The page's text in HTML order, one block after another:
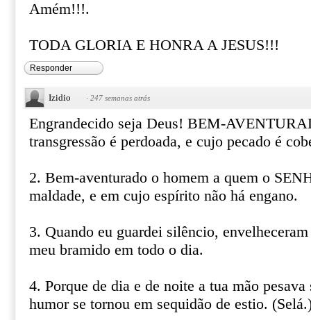
Amém!!!.
TODA GLORIA E HONRA A JESUS!!!
Responder
Izidio · 247 semanas atrás
Engrandecido seja Deus! BEM-
transgressão é perdoada, e cujo pecado é
2. Bem-aventurado o homem a quem o
maldade, e em cujo espírito não há engano.
3. Quando eu guardei silêncio,
meu bramido em todo o dia.
4. Porque de dia e de noite a tua mão
humor se tornou em sequidão de estio.